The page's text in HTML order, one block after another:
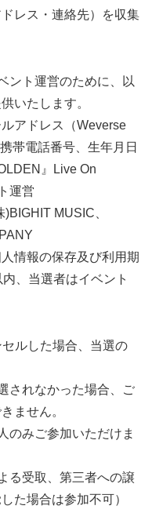
レス・連絡先）を収集
ント運営のために、以
いたします。
アドレス（Weverse
帯電話番号、生年月日
』Live On
運営
MUSIC、
情報の保存及び利用期
、当選者はイベント
ルした場合、当選の
されなかった場合、ご
ません。
のみご参加いただけま
る受取、第三者への譲
た場合は参加不可）